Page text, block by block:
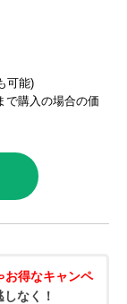
可能)
で購入の場合の価
お得なキャンペ
なく！